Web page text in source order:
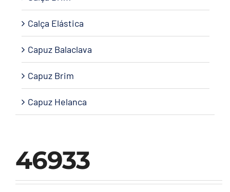
46933
Calça Elástica
Capuz Balaclava
Capuz Brim
Capuz Helanca